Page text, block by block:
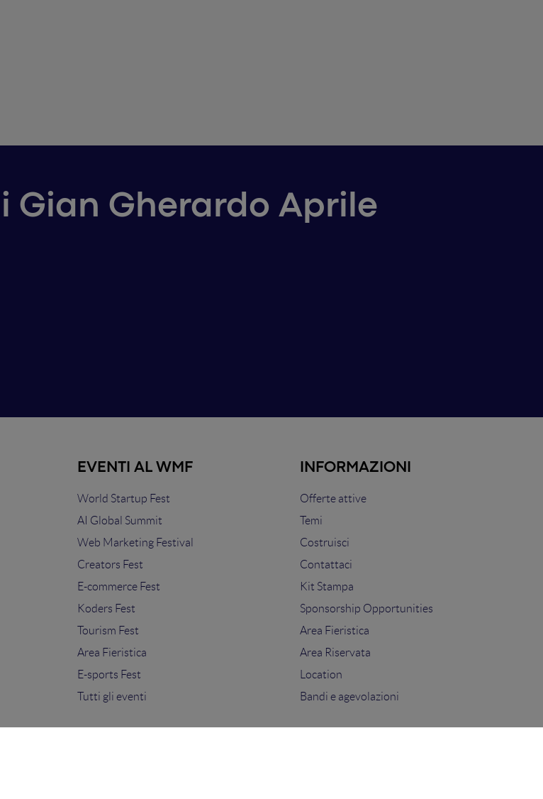
Gian Gherardo Aprile
EVENTI AL WMF
World Startup Fest
AI Global Summit
Web Marketing Festival
Creators Fest
E-commerce Fest
Koders Fest
Tourism Fest
Area Fieristica
E-sports Fest
Tutti gli eventi
INFORMAZIONI
Offerte attive
Temi
Costruisci
Contattaci
Kit Stampa
Sponsorship Opportunities
Area Fieristica
Area Riservata
Location
Bandi e agevolazioni